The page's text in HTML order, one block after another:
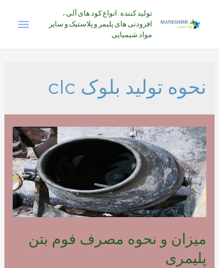
تولید کننده : انواع کود های آلی ،
افزودنی های پلیمر و پلاستیک و سایر
مواد شیمیایی
نحوه تولید بلوک clc
میزان و نحوه مصرف فوم بتن
پلیمری